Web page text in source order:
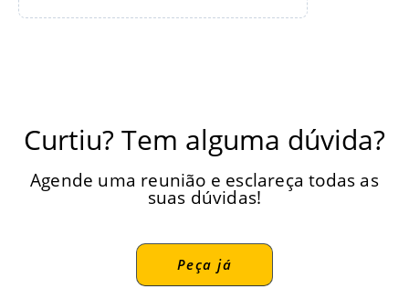
Curtiu? Tem alguma dúvida?
Agende uma reunião e esclareça todas as
suas dúvidas!
Peça já